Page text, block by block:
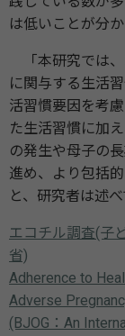
は低いことが分か
「本研究では、
に関与する生活
活習慣要因を考
た生活習慣に加
の発生や母子の
進め、より包括
と、研究者は述べ
エコチル調査(子
省)
Adherence to
Adverse
(BJOG：An